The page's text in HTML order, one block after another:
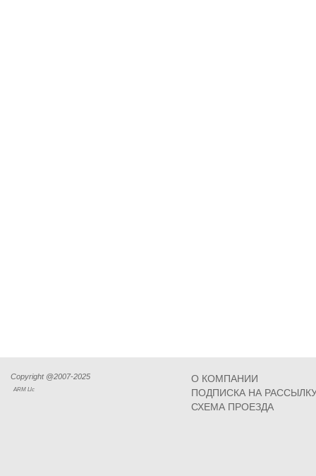
Copyright @2007-2025
ARM Llc
О КОМПАНИИ
ПОДПИСКА НА
СХЕМА ПРОЕЗДА